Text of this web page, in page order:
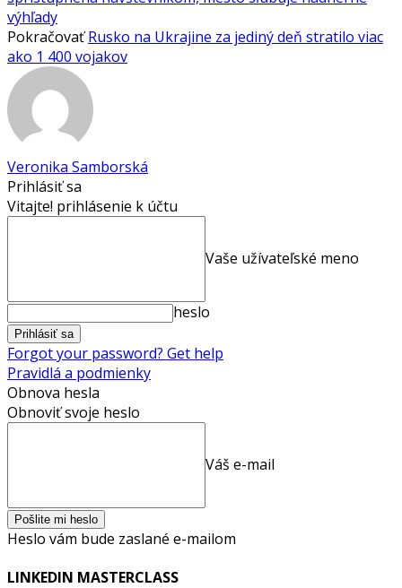
výhľady
Pokračovať Rusko na Ukrajine za jediný deň stratilo viac
ako 1 400 vojakov
Veronika Samborská
Prihlásiť sa
Vitajte! prihlásenie k účtu
Vaše užívateľské meno
heslo
Forgot your password? Get help
Pravidlá a podmienky
Obnova hesla
Obnoviť svoje heslo
Váš e-mail
Heslo vám bude zaslané e-mailom
LINKEDIN MASTERCLASS